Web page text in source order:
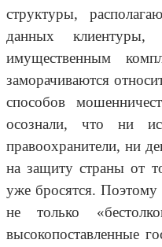
структуры,
данных клиентуры,
имущественным
заморачиваются
способов
осознали, что ни
правоохранители, ни
на защиту страны от
уже бросятся. Поэтому
не только
высокопоставленные